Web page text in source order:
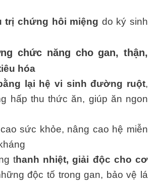
trị chứng hôi miệng do ký sinh
chức năng cho gan, thận,
hóa
lại hệ vi sinh đường ruột,
hấp thu thức ăn, giúp ăn ngon
sức khỏe, nâng cao hệ miễn
thanh nhiệt, giải độc cho cơ
độc tố trong gan, bảo vệ lá